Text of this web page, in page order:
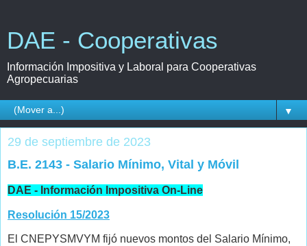
DAE - Cooperativas
Información Impositiva y Laboral para Cooperativas
Agropecuarias
▼
29 de septiembre de 2023
B.E. 2143 - Salario Mínimo, Vital y Móvil
DAE - Información Impositiva On-Line
Resolución 15/2023
El CNEPYSMVYM fijó nuevos montos del Salario Mínimo,